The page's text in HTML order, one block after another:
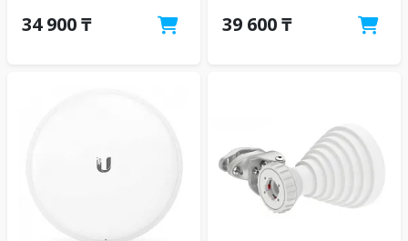
34 900 ₸ 39 600 ₸